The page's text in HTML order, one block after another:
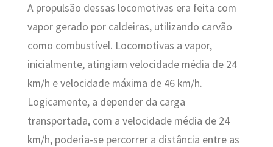
A propulsão dessas locomotivas era feita com
vapor gerado por caldeiras, utilizando carvão
como combustível. Locomotivas a vapor,
inicialmente, atingiam velocidade média de 24
km/h e velocidade máxima de 46 km/h.
Logicamente, a depender da carga
transportada, com a velocidade média de 24
km/h, poderia-se percorrer a distância entre as